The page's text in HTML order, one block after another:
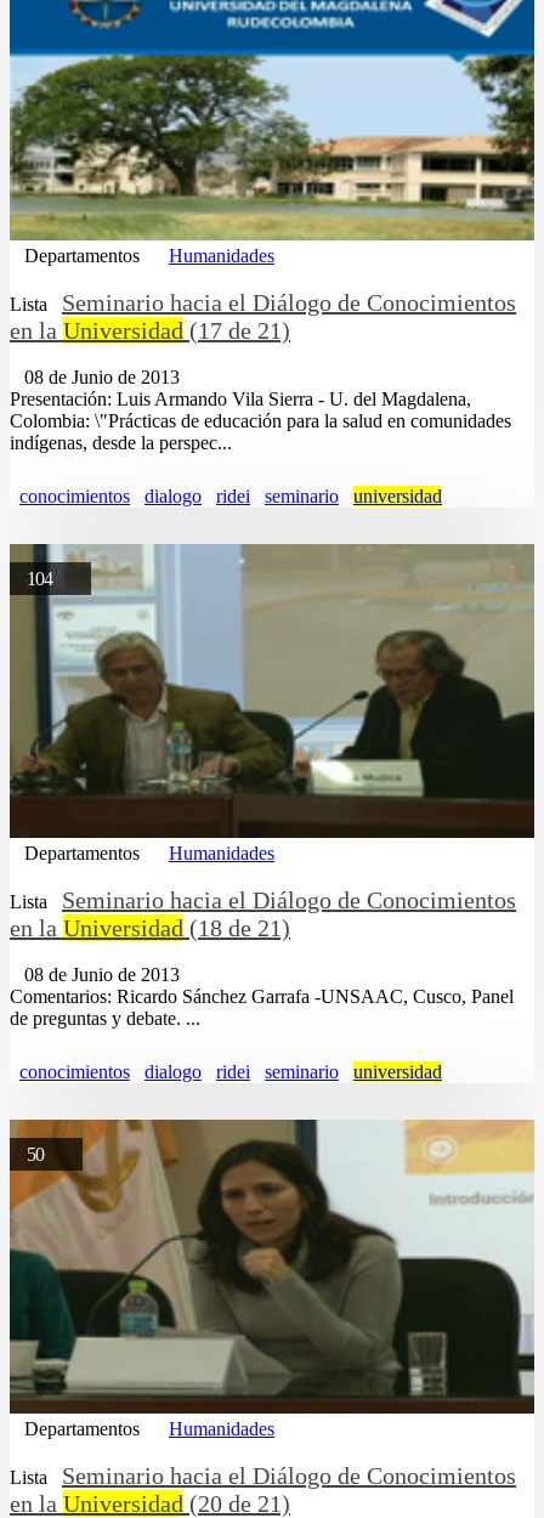
Departamentos Humanidades
Lista
Seminario hacia el Diálogo de Conocimientos
en la Universidad (17 de 21)
08 de Junio de 2013
Presentación: Luis Armando Vila Sierra - U. del Magdalena,
Colombia: \"Prácticas de educación para la salud en comunidades
indígenas, desde la perspec...
conocimientos dialogo ridei seminario universidad
104
Departamentos Humanidades
Lista
Seminario hacia el Diálogo de Conocimientos
en la Universidad (18 de 21)
08 de Junio de 2013
Comentarios: Ricardo Sánchez Garrafa -UNSAAC, Cusco, Panel
de preguntas y debate. ...
conocimientos dialogo ridei seminario universidad
50
Departamentos Humanidades
Lista
Seminario hacia el Diálogo de Conocimientos
en la Universidad (20 de 21)